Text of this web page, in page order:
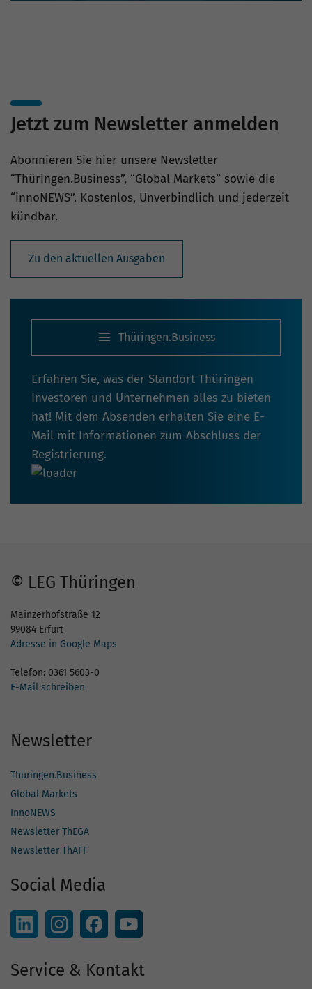
Jetzt zum Newsletter anmelden
Abonnieren Sie hier unsere Newsletter
“Thüringen.Business”, “Global Markets” sowie die
“innoNEWS”. Kostenlos, Unverbindlich und jederzeit
kündbar.
Zu den aktuellen Ausgaben
Thüringen.Business
Erfahren Sie, was der Standort Thüringen
Investoren und Unternehmen alles zu bieten
hat! Mit dem Absenden erhalten Sie eine E-
Mail mit Informationen zum Abschluss der
Registrierung.
© LEG Thüringen
Mainzerhofstraße 12
99084 Erfurt
Adresse in Google Maps
Telefon: 0361 5603-0
E-Mail schreiben
Newsletter
Thüringen.Business
Global Markets
InnoNEWS
Newsletter ThEGA
Newsletter ThAFF
Social Media
Service & Kontakt